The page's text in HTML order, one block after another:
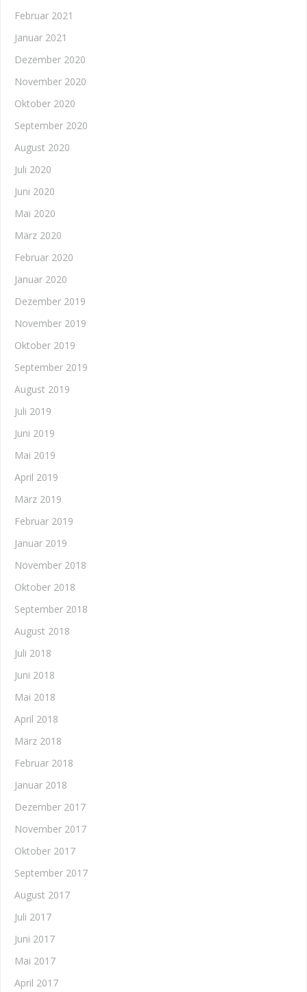
Februar 2021
Januar 2021
Dezember 2020
November 2020
Oktober 2020
September 2020
August 2020
Juli 2020
Juni 2020
Mai 2020
März 2020
Februar 2020
Januar 2020
Dezember 2019
November 2019
Oktober 2019
September 2019
August 2019
Juli 2019
Juni 2019
Mai 2019
April 2019
März 2019
Februar 2019
Januar 2019
November 2018
Oktober 2018
September 2018
August 2018
Juli 2018
Juni 2018
Mai 2018
April 2018
März 2018
Februar 2018
Januar 2018
Dezember 2017
November 2017
Oktober 2017
September 2017
August 2017
Juli 2017
Juni 2017
Mai 2017
April 2017